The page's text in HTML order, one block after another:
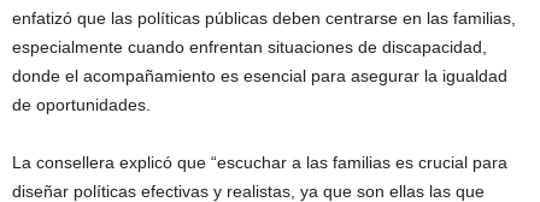
enfatizó que las políticas públicas deben centrarse en las familias,
especialmente cuando enfrentan situaciones de discapacidad,
donde el acompañamiento es esencial para asegurar la igualdad
de oportunidades.
La consellera explicó que “escuchar a las familias es crucial para
diseñar políticas efectivas y realistas, ya que son ellas las que